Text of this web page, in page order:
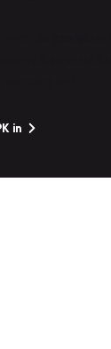
in